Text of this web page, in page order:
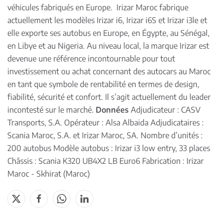
véhicules fabriqués en Europe. Irizar Maroc fabrique
actuellement les modèles Irizar i6, Irizar i6S et Irizar i3le et
elle exporte ses autobus en Europe, en Égypte, au Sénégal,
en Libye et au Nigeria. Au niveau local, la marque Irizar est
devenue une référence incontournable pour tout
investissement ou achat concernant des autocars au Maroc
en tant que symbole de rentabilité en termes de design,
fiabilité, sécurité et confort. Il s’agit actuellement du leader
incontesté sur le marché. Données Adjudicateur : CASV
Transports, S.A. Opérateur : Alsa Albaida Adjudicataires :
Scania Maroc, S.A. et Irizar Maroc, SA. Nombre d’unités :
200 autobus Modèle autobus : Irizar i3 low entry, 33 places
Châssis : Scania K320 UB4X2 LB Euro6 Fabrication : Irizar
Maroc - Skhirat (Maroc)